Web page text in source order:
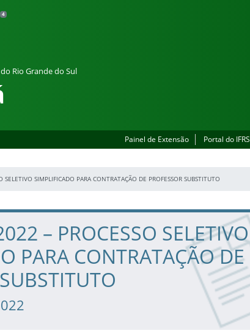
4
Rio Grande do Sul
Painel de Extensão Portal do IFRS
SIMPLIFICADO PARA CONTRATAÇÃO DE PROFESSOR SUBSTITUTO
– PROCESSO SELETIVO
PARA CONTRATAÇÃO DE